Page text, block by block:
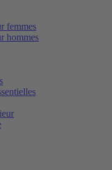
femmes
hommes